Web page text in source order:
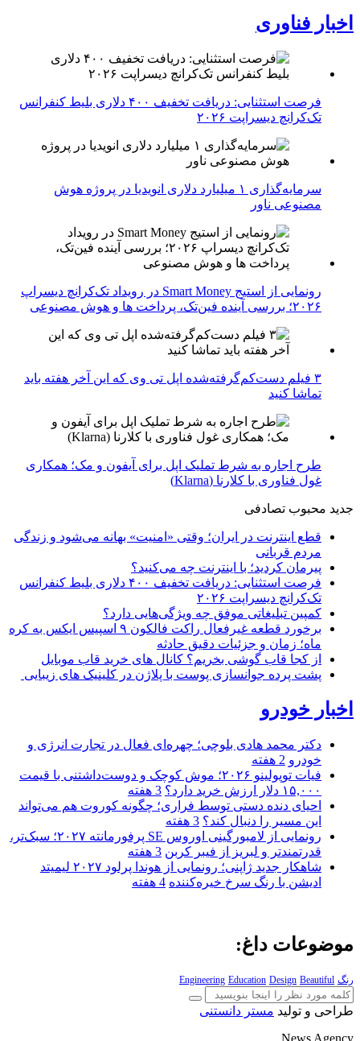
اخبار فناوری
فرصت استثنایی: دریافت تخفیف ۴۰۰ دلاری بلیط کنفرانس
تک‌کرانچ دیسراپت ۲۰۲۶
سرمایه‌گذاری ۱ میلیارد دلاری انویدیا در پروژه هوش
مصنوعی ناور
رونمایی از استیج Smart Money در رویداد تک‌کرانچ دیسراپ
۲۰۲۶؛ بررسی آینده فین‌تک، پرداخت‌ ها و هوش مصنوعی
۳ فیلم دست‌کم‌گرفته‌شده اپل تی وی که این آخر هفته باید
تماشا کنید
طرح اجاره به شرط تملیک اپل برای آیفون و مک؛ همکاری
غول فناوری با کلارنا (Klarna)
جدید محبوب تصادفی
قطع اینترنت در ایران؛ وقتی «امنیت» بهانه می‌شود و زندگی
مردم قربانی
پیرمان کردید؛ با اینترنت چه می‌کنید؟
فرصت استثنایی: دریافت تخفیف ۴۰۰ دلاری بلیط کنفرانس
تک‌کرانچ دیسراپت ۲۰۲۶
کمپین تبلیغاتی موفق چه ویژگی‌هایی دارد؟
برخورد قطعه غیرفعال راکت فالکون ۹ اسپیس ایکس به کره
ماه؛ زمان و جزئیات دقیق حادثه
از کجا قاب گوشی بخریم؟ کانال های خرید قاب موبایل
پشت پرده جوانسازی پوست با پلاژن در کلینیک های زیبایی
اخبار خودرو
دکتر محمد هادی بلوچی؛ چهره‌ای فعال در تجارت انرژی و
خودرو 2 هفته
فیات توپولینو ۲۰۲۶؛ موش کوچک و دوست‌داشتنی با قیمت
۱۵,۰۰۰ دلار ارزش خرید دارد؟
3 هفته
احیای دنده دستی توسط فراری؛ چگونه کوروت هم می‌تواند
این مسیر را دنبال کند؟ 3 هفته
رونمایی از لامبورگینی اوروس SE پرفورمانته ۲۰۲۷؛ سبک‌تر،
قدرتمندتر و لبریز از فیبر کربن 3 هفته
شاهکار جدید ژاپنی؛ رونمایی از هوندا پرلود ۲۰۲۷ لیمیتد
ادیشن با رنگ سرخ خیره‌کننده 4 هفته
موضوعات داغ:
رنگ Engineering Education Design Beautiful
طراحی و تولید مستر دانستنی
News Agency